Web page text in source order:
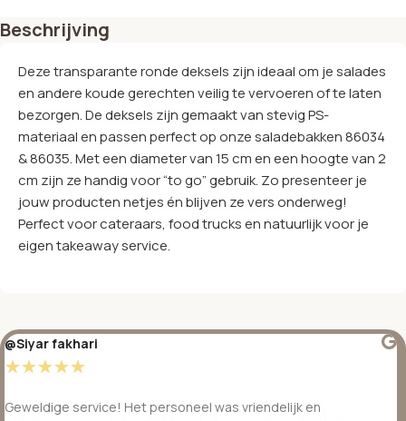
Beschrijving
Deze transparante ronde deksels zijn ideaal om je salades
en andere koude gerechten veilig te vervoeren of te laten
bezorgen. De deksels zijn gemaakt van stevig PS-
materiaal en passen perfect op onze saladebakken 86034
& 86035. Met een diameter van 15 cm en een hoogte van 2
cm zijn ze handig voor “to go” gebruik. Zo presenteer je
jouw producten netjes én blijven ze vers onderweg!
Perfect voor cateraars, food trucks en natuurlijk voor je
eigen takeaway service.
@Siyar fakhari
☆☆☆☆☆
Geweldige service! Het personeel was vriendelijk en